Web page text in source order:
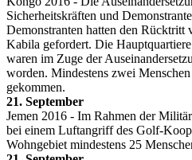
Sicherheitskräften und
Demonstranten hatten den Rücktritt
Kabila gefordert. Die
waren im Zuge der
worden. Mindestens zwei
gekommen.
21. September
Jemen 2016 - Im Rahmen der
bei einem Luftangriff des Golf-
Wohngebiet mindestens 25